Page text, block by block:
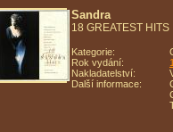
Sandra
18 GREATEST HITS
Kategorie:
Rok vydání:
Nakladatelství:
Další informace: